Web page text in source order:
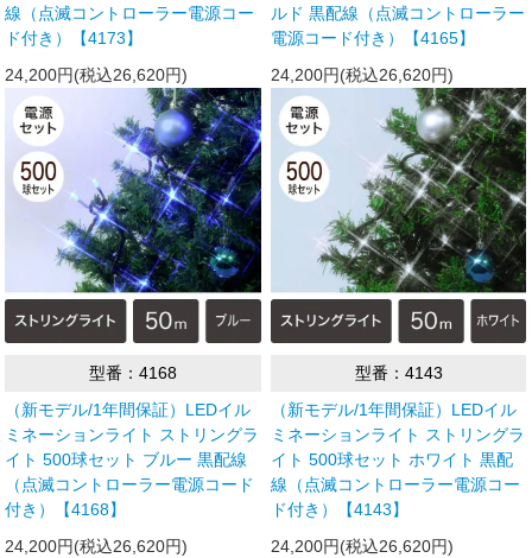
線（点滅コントローラー電源コー
ド付き）【4173】
24,200円(税込26,620円)
ルド 黒配線（点滅コントローラー
電源コード付き）【4165】
24,200円(税込26,620円)
型番：4168
（新モデル/1年間保証）LEDイル
ミネーションライト ストリングラ
イト 500球セット ブルー 黒配線
（点滅コントローラー電源コード
付き）【4168】
24,200円(税込26,620円)
型番：4143
（新モデル/1年間保証）LEDイル
ミネーションライト ストリングラ
イト 500球セット ホワイト 黒配
線（点滅コントローラー電源コー
ド付き）【4143】
24,200円(税込26,620円)